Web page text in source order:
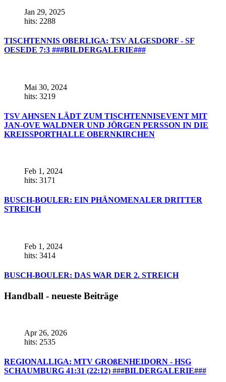
Jan 29, 2025
hits: 2288
TISCHTENNIS OBERLIGA: TSV ALGESDORF - SF
OESEDE 7:3 ###BILDERGALERIE###
Mai 30, 2024
hits: 3219
TSV AHNSEN LÄDT ZUM TISCHTENNISEVENT MIT
JAN-OVE WALDNER UND JÖRGEN PERSSON IN DIE
KREISSPORTHALLE OBERNKIRCHEN
Feb 1, 2024
hits: 3171
BUSCH-BOULER: EIN PHÄNOMENALER DRITTER
STREICH
Feb 1, 2024
hits: 3414
BUSCH-BOULER: DAS WAR DER 2. STREICH
Handball - neueste Beiträge
Apr 26, 2026
hits: 2535
REGIONALLIGA: MTV GROßENHEIDORN - HSG
SCHAUMBURG 41:31 (22:12) ###BILDERGALERIE###